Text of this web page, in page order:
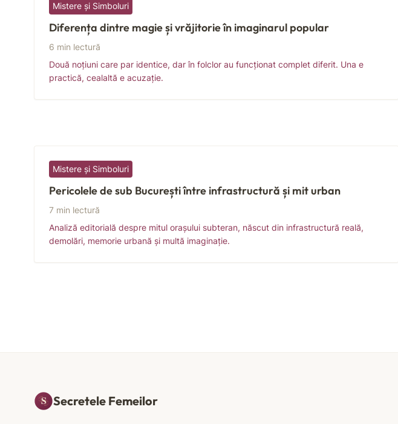
Mistere și Simboluri
Diferența dintre magie și vrăjitorie în imaginarul popular
6 min lectură
Două noțiuni care par identice, dar în folclor au funcționat complet diferit. Una e
practică, cealaltă e acuzație.
Mistere și Simboluri
Pericolele de sub București între infrastructură și mit urban
7 min lectură
Analiză editorială despre mitul orașului subteran, născut din infrastructură reală,
demolări, memorie urbană și multă imaginație.
Secretele Femeilor